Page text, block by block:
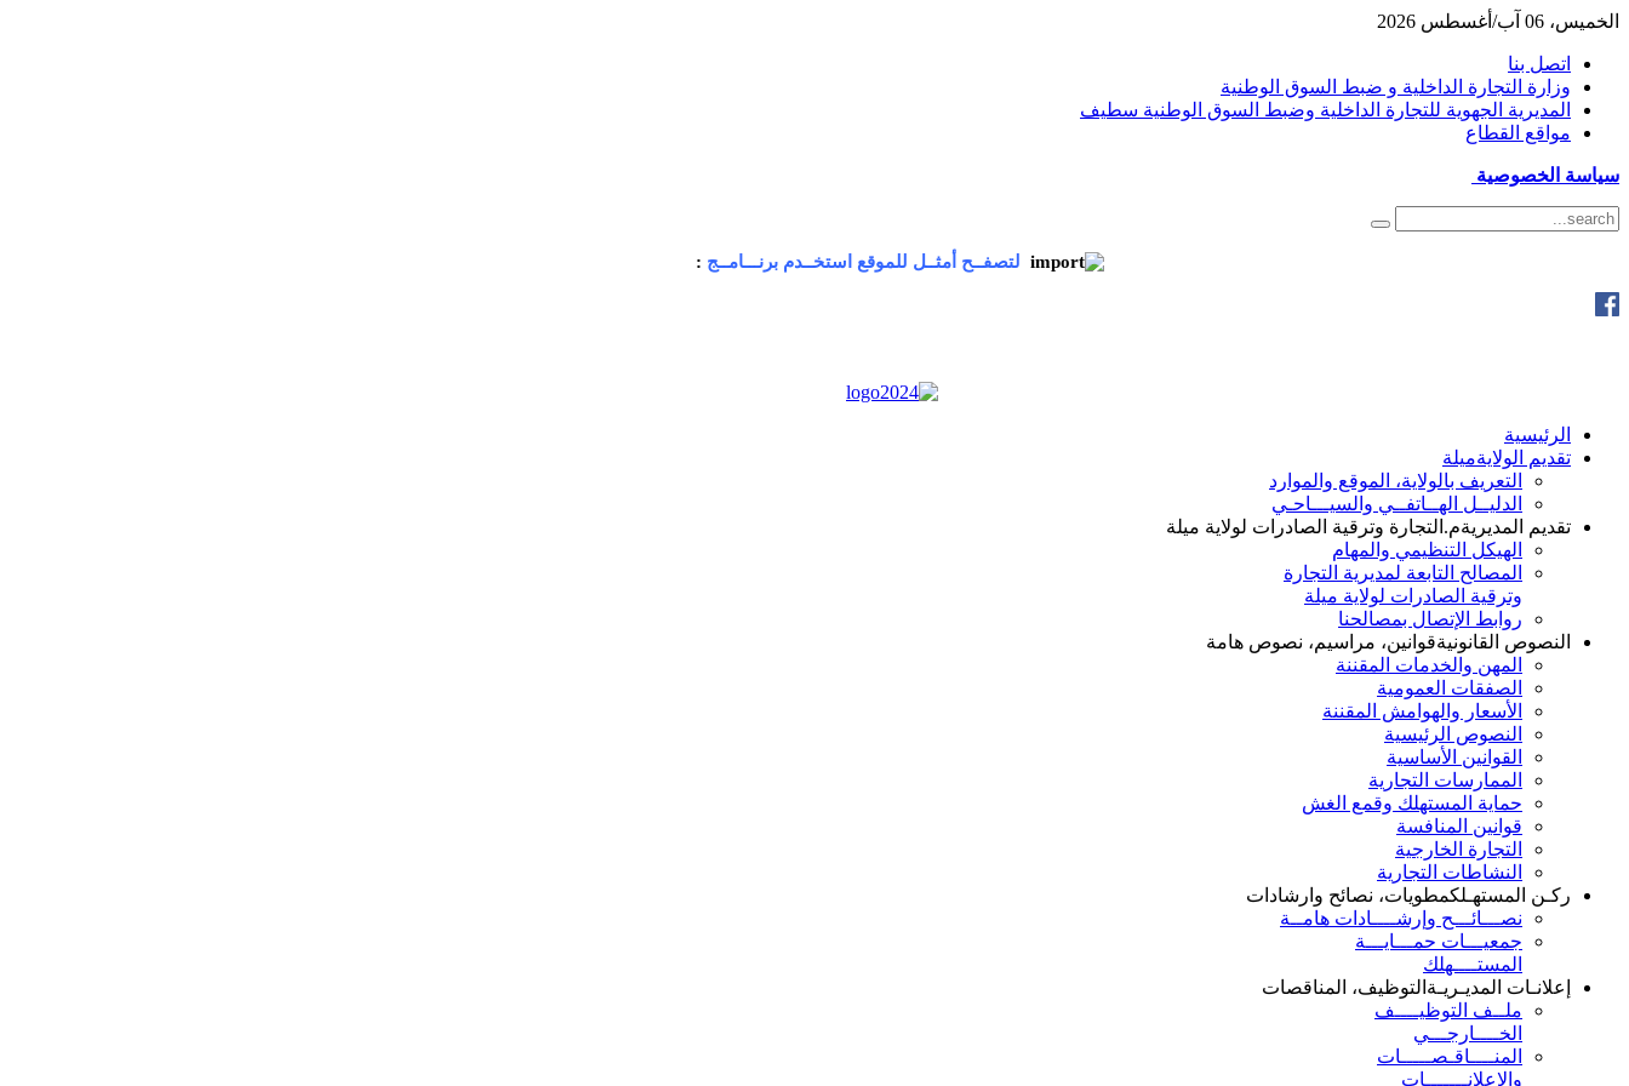
الخميس، 06 آب/أغسطس 2026
اتصل بنا
وزارة التجارة الداخلية و ضبط السوق الوطنية
المديرية الجهوية للتجارة الداخلية وضبط السوق الوطنية سطيف
مواقع القطاع
سياسة الخصوصية
لتصفــح أمثــل للموقع استخــدم برنـــامــج :
الرئيسية
تقديم الولايةميلة
التعريف بالولاية، الموقع والموارد
الدليــل الهــاتفــي والسيـــاحـي
تقديم المديريةم.التجارة وترقية الصادرات لولاية ميلة
الهيكل التنظيمي والمهام
المصالح التابعة لمديرية التجارة
وترقية الصادرات لولاية ميلة
روابط الإتصال بمصالحنا
النصوص القانونيةقوانين، مراسيم، نصوص هامة
المهن والخدمات المقننة
الصفقات العمومية
الأسعار والهوامش المقننة
النصوص الرئيسية
القوانين الأساسية
الممارسات التجارية
حماية المستهلك وقمع الغش
قوانين المنافسة
التجارة الخارجية
النشاطات التجارية
ركـن المستهـلكمطويات، نصائح وارشادات
نصـــائـــح وإرشــــادات هامــة
جمعيـــات حمـــايـــة
المستــــهلك
إعلانـات المديـريـة التوظيف، المناقصات
ملــف التوظيــــف
الخــــارجـــي
المنــــاقـصـــــات
والإعلانـــــــات